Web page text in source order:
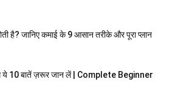
है? जानिए कमाई के 9 आसान तरीके और पूरा प्लान
10 बातें ज़रूर जान लें | Complete Beginner